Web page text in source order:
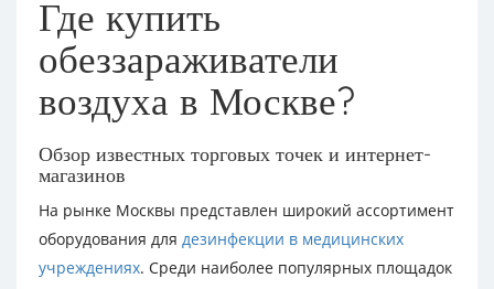
Где купить
обеззараживатели
воздуха в Москве?
Обзор известных торговых точек и интернет-
магазинов
На рынке Москвы представлен широкий ассортимент
оборудования для дезинфекции в медицинских
учреждениях. Среди наиболее популярных площадок